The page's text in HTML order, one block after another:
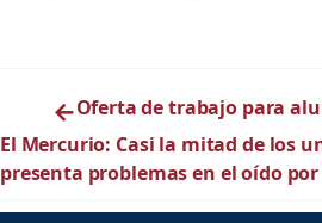
←Oferta de trabajo para
El Mercurio: Casi la mitad de los
presenta problemas en el oído por